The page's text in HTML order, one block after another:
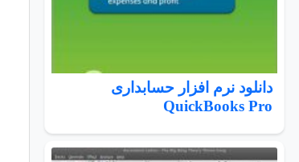
دانلود نرم افزار حسابداری
QuickBooks Pro